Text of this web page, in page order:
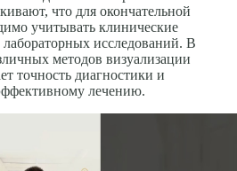
что для окончательной
учитывать клинические
лабораторных исследований. В
методов визуализации
точность диагностики и
лечению.